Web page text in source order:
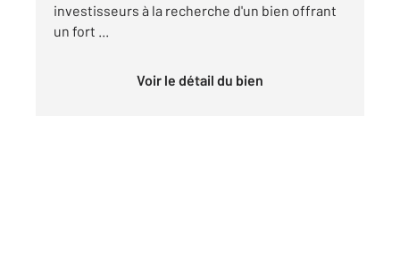
investisseurs à la recherche d'un bien offrant
un fort ...
Voir le détail du bien